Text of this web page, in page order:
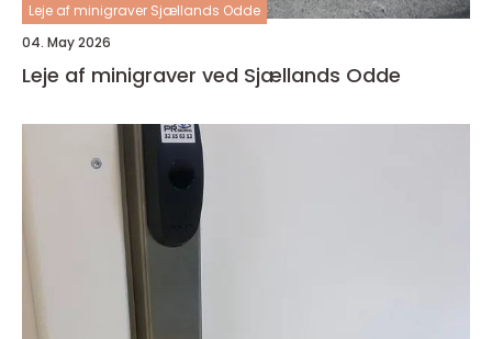
Leje af minigraver Sjællands Odde
04. May 2026
Leje af minigraver ved Sjællands Odde